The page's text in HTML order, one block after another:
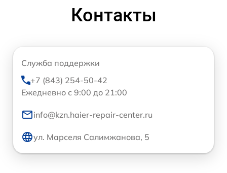
Контакты
Служба поддержки
+7 (843) 254-50-42
Ежедневно с 9:00 до 21:00
info@kzn.haier-repair-center.ru
ул. Марселя Салимжанова, 5